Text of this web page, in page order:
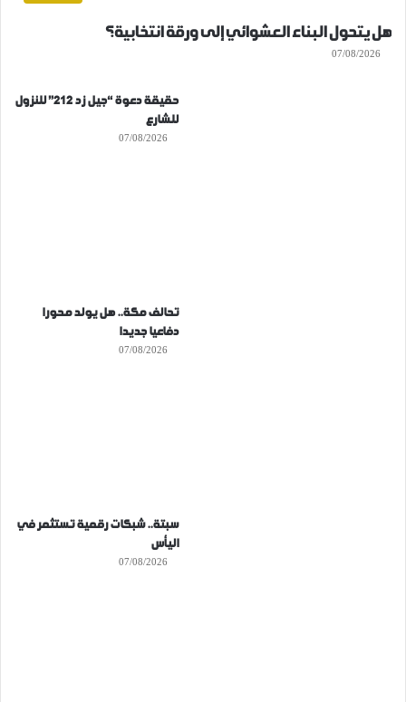
هل يتحول البناء العشوائي إلى ورقة انتخابية؟
07/08/2026
حقيقة دعوة “جيل زد 212” للنزول
للشارع
07/08/2026
تحالف مكة.. هل يولد محورا
دفاعيا جديدا
07/08/2026
سبتة.. شبكات رقمية تستثمر في
اليأس
07/08/2026